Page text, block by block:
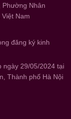
Phường Nhân
Nam
đăng ký kinh
ngày 29/05/2024 tại
Thành phố Hà Nội